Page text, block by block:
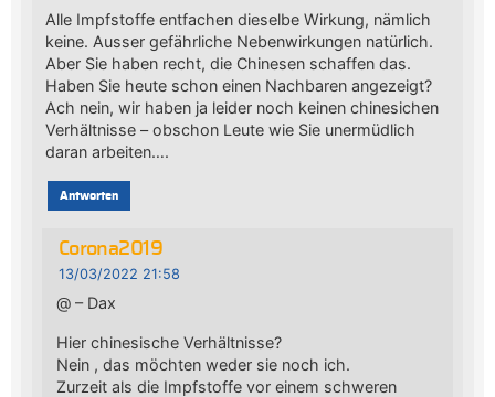
Alle Impfstoffe entfachen dieselbe Wirkung, nämlich
keine. Ausser gefährliche Nebenwirkungen natürlich.
Aber Sie haben recht, die Chinesen schaffen das.
Haben Sie heute schon einen Nachbaren angezeigt?
Ach nein, wir haben ja leider noch keinen chinesichen
Verhältnisse – obschon Leute wie Sie unermüdlich
daran arbeiten….
Antworten
Corona2019
13/03/2022 21:58
@ – Dax
Hier chinesische Verhältnisse?
Nein , das möchten weder sie noch ich.
Zurzeit als die Impfstoffe vor einem schweren